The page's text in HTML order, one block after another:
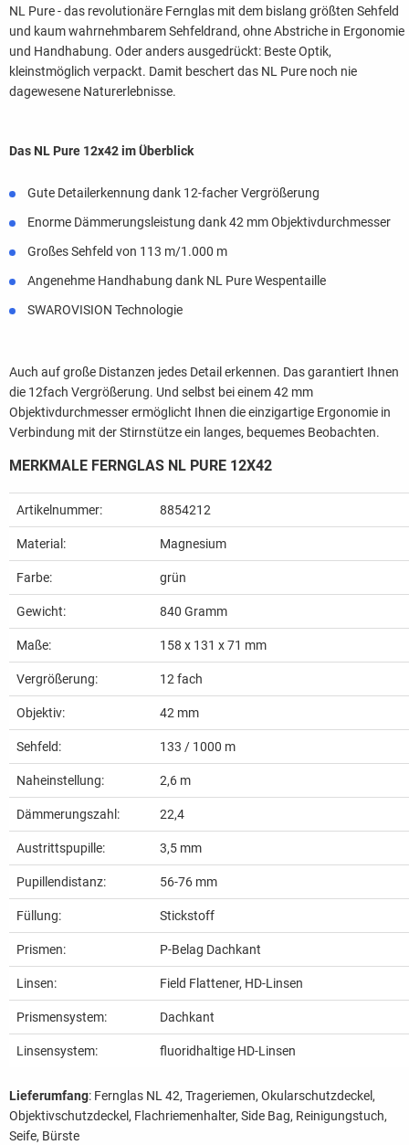
NL Pure - das revolutionäre Fernglas mit dem bislang größten Sehfeld
und kaum wahrnehmbarem Sehfeldrand, ohne Abstriche in Ergonomie
und Handhabung. Oder anders ausgedrückt: Beste Optik,
kleinstmöglich verpackt. Damit beschert das NL Pure noch nie
dagewesene Naturerlebnisse.
Das NL Pure 12x42 im Überblick
Gute Detailerkennung dank 12-facher Vergrößerung
Enorme Dämmerungsleistung dank 42 mm Objektivdurchmesser
Großes Sehfeld von 113 m/1.000 m
Angenehme Handhabung dank NL Pure Wespentaille
SWAROVISION Technologie
Auch auf große Distanzen jedes Detail erkennen. Das garantiert Ihnen
die 12fach Vergrößerung. Und selbst bei einem 42 mm
Objektivdurchmesser ermöglicht Ihnen die einzigartige Ergonomie in
Verbindung mit der Stirnstütze ein langes, bequemes Beobachten.
MERKMALE FERNGLAS NL PURE 12X42
Artikelnummer: 8854212
Material: Magnesium
Farbe: grün
Gewicht: 840 Gramm
Maße: 158 x 131 x 71 mm
Vergrößerung: 12 fach
Objektiv: 42 mm
Sehfeld: 133 / 1000 m
Naheinstellung: 2,6 m
Dämmerungszahl: 22,4
Austrittspupille: 3,5 mm
Pupillendistanz: 56-76 mm
Füllung: Stickstoff
Prismen: P-Belag Dachkant
Linsen: Field Flattener, HD-Linsen
Prismensystem: Dachkant
Linsensystem: fluoridhaltige HD-Linsen
Lieferumfang: Fernglas NL 42, Trageriemen, Okularschutzdeckel,
Objektivschutzdeckel, Flachriemenhalter, Side Bag, Reinigungstuch,
Seife, Bürste